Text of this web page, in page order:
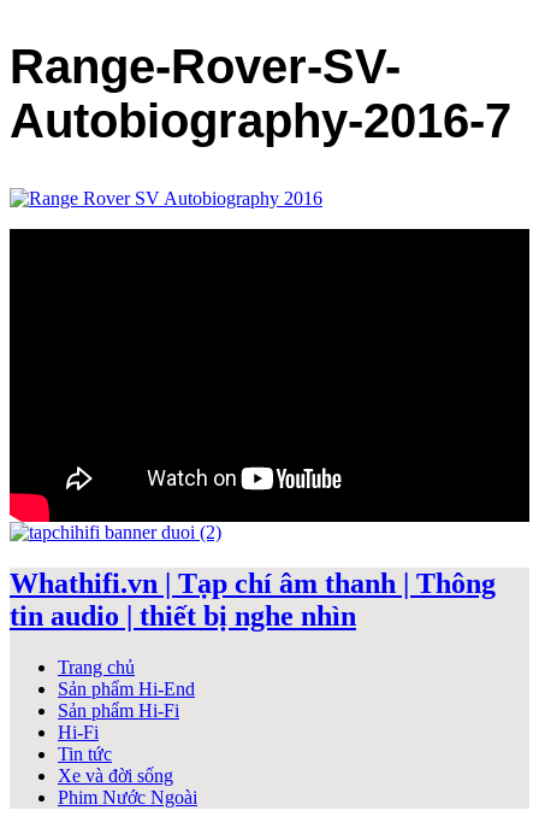
Range-Rover-SV-
Autobiography-2016-7
Whathifi.vn | Tạp chí âm thanh | Thông
tin audio | thiết bị nghe nhìn
Trang chủ
Sản phẩm Hi-End
Sản phẩm Hi-Fi
Hi-Fi
Tin tức
Xe và đời sống
Phim Nước Ngoài